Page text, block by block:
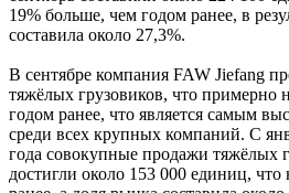
19% больше, чем годом ранее, в
составила около 27,3%.
В сентябре компания FAW Jiefang
тяжёлых грузовиков, что примерно
годом ранее, что является самым
среди всех крупных компаний. С
года совокупные продажи тяжёлых
достигли около 153 000 единиц,